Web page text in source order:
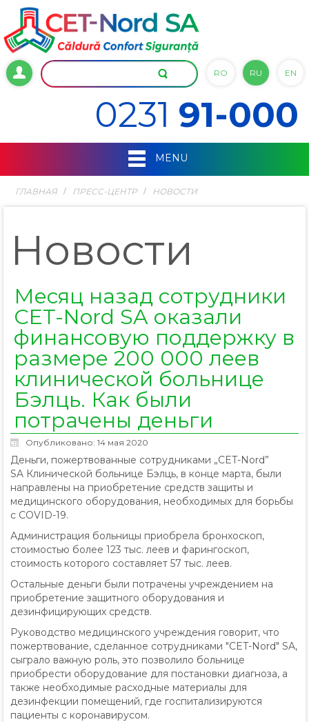
RO RU EN
0231 91-000
MENU
ГЛАВНАЯ ПРЕСС-ЦЕНТР НОВОСТИ
Новости
Месяц назад cотрудники
CET-Nord SA оказали
финансовую поддержку в
размере 200 000 леев
клинической больнице
Бэлць. Как были
потрачены деньги
Опубликовано: 14 мая 2020
Деньги, пожертвованные сотрудниками „CET-Nord”
SA Клинической больнице Бэлць, в конце марта, были
направлены на приобретение средств защиты и
медицинского оборудования, необходимых для борьбы
с COVID-19.
Администрация больницы приобрела бронхоскоп,
стоимостью более 123 тыс. леев и фарингоскоп,
стоимость которого составляет 57 тыс. леев.
Остальные деньги были потрачены учреждением на
приобретение защитного оборудования и
дезинфицирующих средств.
Руководство медицинского учреждения говорит, что
пожертвование, сделанное сотрудниками "CET-Nord" SA,
сыграло важную роль, это позволило больнице
приобрести оборудование для постановки диагноза, а
также необходимые расходные материалы для
дезинфекции помещений, где госпитализируются
пациенты с коронавирусом.